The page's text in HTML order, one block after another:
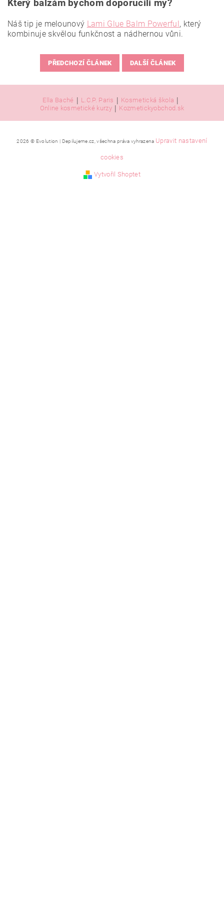
Který balzám bychom doporučili my?
Náš tip je melounový Lami Glue Balm Powerful, který
kombinuje skvělou funkčnost a nádhernou vůni.
PŘEDCHOZÍ ČLÁNEK DALŠÍ ČLÁNEK
Ella Baché | L.C.P. Paris | Kosmetická škola |
Online kosmetické kurzy | Kozmetickyobchod.sk
2026 © Evolution | Depilujeme.cz, všechna práva vyhrazena Upravit nastavení
cookies
Vytvořil Shoptet